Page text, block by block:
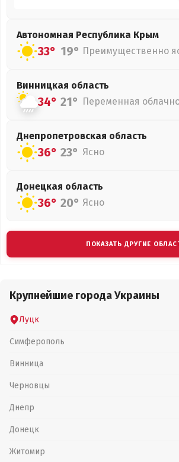
Автономная Республика Крым
33° 19° Преимущественно
Винницкая область
34° 21° Переменная
Днепропетровская область
36° 23° Ясно
Донецкая область
36° 20° Ясно
ПОКАЗАТЬ ДРУГИЕ
Крупнейшие города Украины
Луцк
Симферополь
Винница
Черновцы
Днепр
Донецк
Житомир